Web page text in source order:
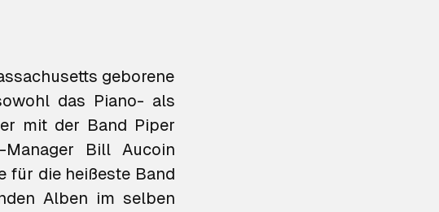
geborene
das Piano- als
mit der Band Piper
Bill Aucoin
für die heißeste Band
Alben im selben